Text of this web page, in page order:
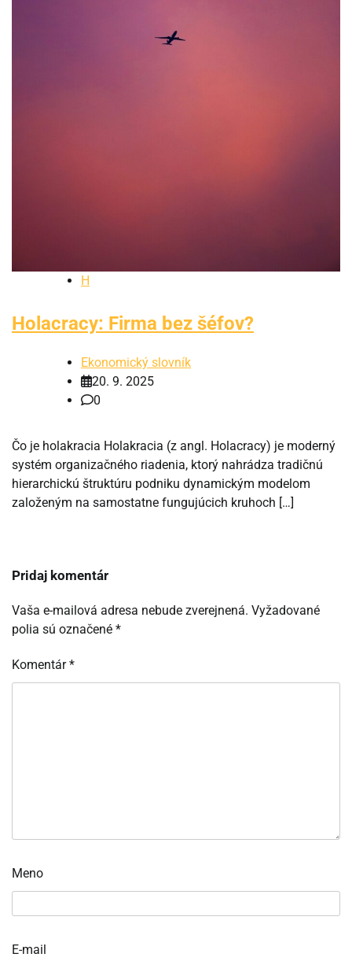
H
Holacracy: Firma bez šéfov?
Ekonomický slovník
20. 9. 2025
0
Čo je holakracia Holakracia (z angl. Holacracy) je moderný
systém organizačného riadenia, ktorý nahrádza tradičnú
hierarchickú štruktúru podniku dynamickým modelom
založeným na samostatne fungujúcich kruhoch […]
Pridaj komentár
Vaša e-mailová adresa nebude zverejnená. Vyžadované
polia sú označené *
Komentár*
Meno
E-mail